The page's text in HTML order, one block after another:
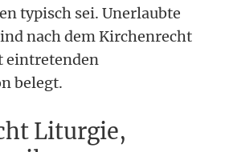
typisch sei. Unerlaubte
nach dem Kirchenrecht
eintretenden
belegt.
Liturgie,